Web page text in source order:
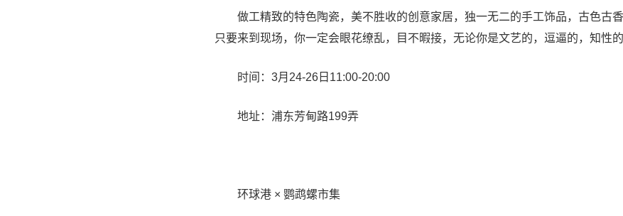
做工精致的特色陶瓷，美不胜收的创意家居，独一无二的手工饰品，古色古
只要来到现场，你一定会眼花缭乱，目不暇接，无论你是文艺的，逗逼的，知性
时间：3月24-26日11:00-20:00
地址：浦东芳甸路199弄
环球港 × 鹦鹉螺市集